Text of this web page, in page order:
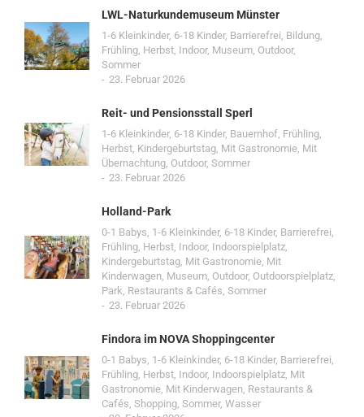
LWL-Naturkundemuseum Münster
1-6 Kleinkinder, 6-18 Kinder, Barrierefrei, Bildung,
Frühling, Herbst, Indoor, Museum, Outdoor,
Sommer
23. Februar 2026
Reit- und Pensionsstall Sperl
1-6 Kleinkinder, 6-18 Kinder, Bauernhof, Frühling,
Herbst, Kindergeburtstag, Mit Gastronomie, Mit
Übernachtung, Outdoor, Sommer
23. Februar 2026
Holland-Park
0-1 Babys, 1-6 Kleinkinder, 6-18 Kinder, Barrierefrei,
Frühling, Herbst, Indoor, Indoorspielplatz,
Kindergeburtstag, Mit Gastronomie, Mit
Kinderwagen, Museum, Outdoor, Outdoorspielplatz,
Park, Restaurants & Cafés, Sommer
23. Februar 2026
Findora im NOVA Shoppingcenter
0-1 Babys, 1-6 Kleinkinder, 6-18 Kinder, Barrierefrei,
Frühling, Herbst, Indoor, Indoorspielplatz, Mit
Gastronomie, Mit Kinderwagen, Restaurants &
Cafés, Shopping, Sommer, Wasser